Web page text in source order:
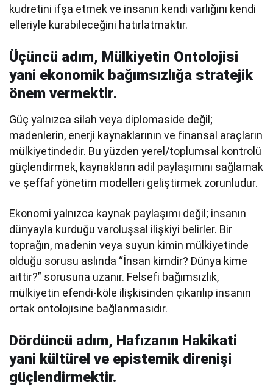
kudretini ifşa etmek ve insanın kendi varlığını kendi
elleriyle kurabileceğini hatırlatmaktır.
Üçüncü adım, Mülkiyetin Ontolojisi
yani ekonomik bağımsızlığa stratejik
önem vermektir.
Güç yalnızca silah veya diplomaside değil;
madenlerin, enerji kaynaklarının ve finansal araçların
mülkiyetindedir. Bu yüzden yerel/toplumsal kontrolü
güçlendirmek, kaynakların adil paylaşımını sağlamak
ve şeffaf yönetim modelleri geliştirmek zorunludur.
Ekonomi yalnızca kaynak paylaşımı değil; insanın
dünyayla kurduğu varoluşsal ilişkiyi belirler. Bir
toprağın, madenin veya suyun kimin mülkiyetinde
olduğu sorusu aslında “İnsan kimdir? Dünya kime
aittir?” sorusuna uzanır. Felsefi bağımsızlık,
mülkiyetin efendi-köle ilişkisinden çıkarılıp insanın
ortak ontolojisine bağlanmasıdır.
Dördüncü adım, Hafızanın Hakikati
yani kültürel ve epistemik direnişi
güçlendirmektir.